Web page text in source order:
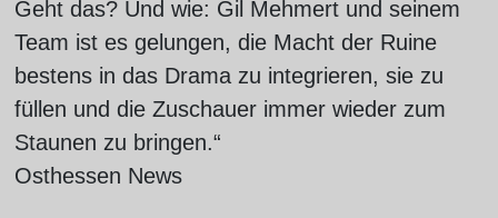
Geht das? Und wie: Gil Mehmert und seinem
Team ist es gelungen, die Macht der Ruine
bestens in das Drama zu integrieren, sie zu
füllen und die Zuschauer immer wieder zum
Staunen zu bringen.“
Osthessen News